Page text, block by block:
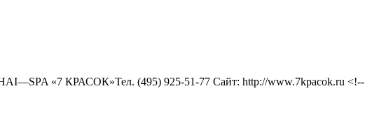
«7 КРАСОК»Тел. (495) 925-51-77 Сайт: http://www.7kpacok.ru <!--